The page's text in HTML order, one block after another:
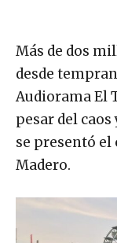
Más de dos
desde
Audiorama El
pesar del
se presentó
Madero.